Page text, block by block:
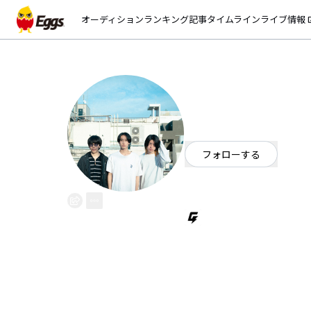
オーディションランキング記事タイムラインライブ情報
フォローする